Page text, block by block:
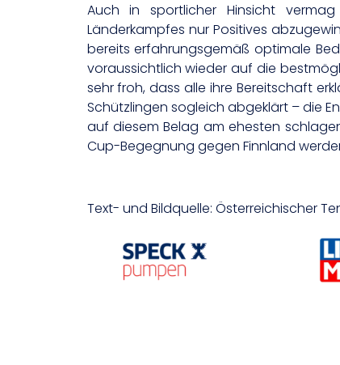
Auch in sportlicher Hinsicht
Länderkampfes nur Positives
bereits erfahrungsgemäß optimale
voraussichtlich wieder auf die
sehr froh, dass alle ihre Bereitschaft
Schützlingen sogleich abgeklärt – die
auf diesem Belag am ehesten
Cup-Begegnung gegen Finnland
Text- und Bildquelle: Österreichischer